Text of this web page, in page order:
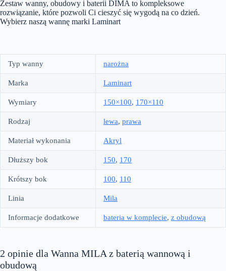
Zestaw wanny, obudowy i baterii DIMA to kompleksowe
rozwiązanie, które pozwoli Ci cieszyć się wygodą na co dzień.
Wybierz naszą wannę marki Laminart
Typ wanny narożna
Marka Laminart
Wymiary 150×100, 170×110
Rodzaj lewa, prawa
Materiał wykonania Akryl
Dłuższy bok 150, 170
Krótszy bok 100, 110
Linia Mila
Informacje dodatkowe bateria w komplecie, z obudową
2 opinie dla Wanna MILA z baterią wannową i
obudową